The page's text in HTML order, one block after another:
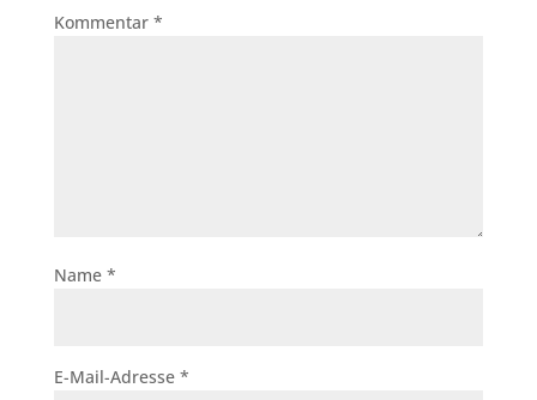
Kommentar *
Name *
E-Mail-Adresse *